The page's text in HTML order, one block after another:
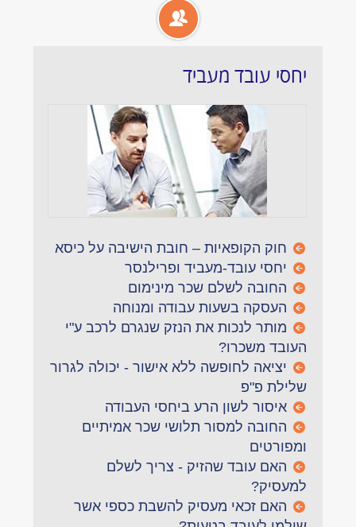
יחסי עובד מעביד
חוק הקופאיות – חובת הישיבה על כיסא
יחסי עובד-מעביד ופרילנסר
החובה לשלם שכר מינימום
העסקה בשעות עבודה ומנוחה
מותר לנכות את הנזק שנגרם לרכב ע"י
העובד משכרו?
יציאה לחופשה ללא אישור - יכולה לגרור
שלילת פ"פ
איסור לשון הרע ביחסי העבודה
החובה למסור תלושי שכר אמיתיים
ומפורטים
האם עובד שהזיק - צריך לשלם
למעסיק?
האם זכאי מעסיק להשבת כספי אשר